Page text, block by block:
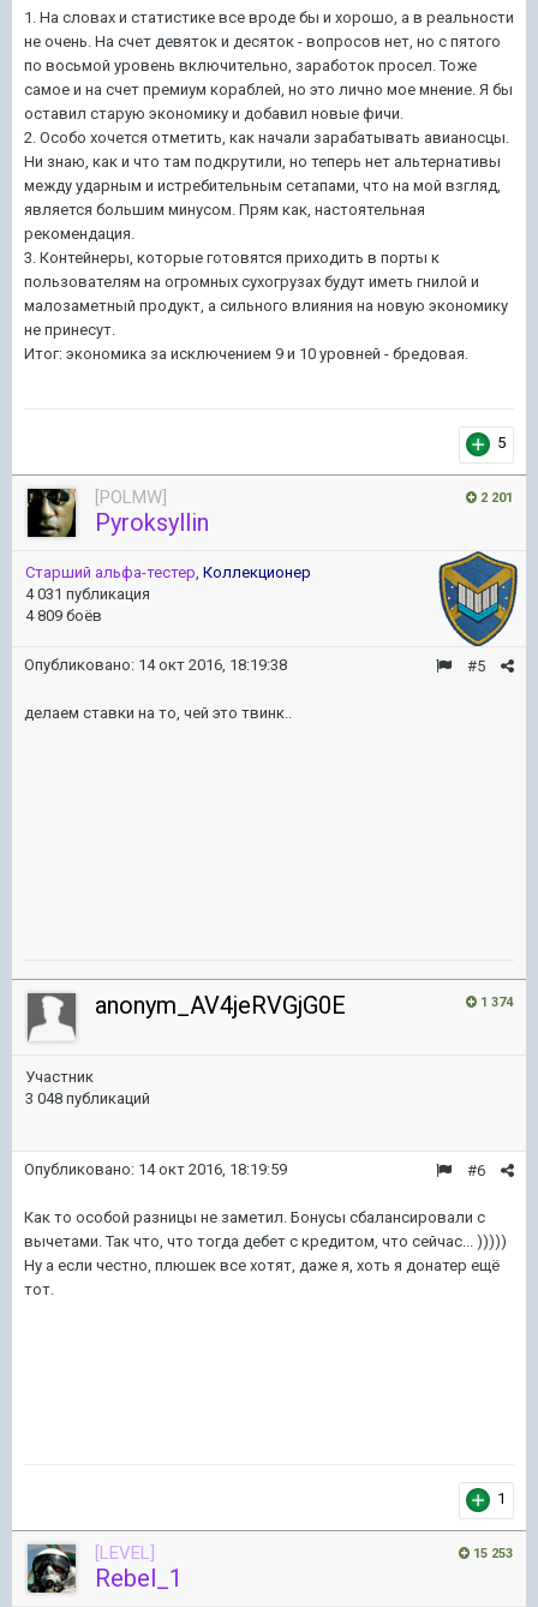
1. На словах и статистике все вроде бы и хорошо, а в реальности
не очень. На счет девяток и десяток - вопросов нет, но с пятого
по восьмой уровень включительно, заработок просел.Тоже
самое и на счет премиум кораблей, но это лично мое мнение. Я бы
оставил старую экономику и добавил новые фичи.
2. Особо хочется отметить, как начали зарабатывать авианосцы.
Ни знаю, как и что там подкрутили, но теперь нет альтернативы
между ударным и истребительным сетапами, что на мой взгляд,
является большим минусом. Прям как, настоятельная
рекомендация.
3. Контейнеры, которые готовятся приходить в порты к
пользователям на огромных сухогрузах будут иметь гнилой и
малозаметный продукт, а сильного влияния на новую экономику
не принесут.
Итог: экономика за исключением 9 и 10 уровней - бредовая.
5
2 201
[POLMW]
Pyroksyllin
Старший альфа-тестер, Коллекционер
4 031 публикация
4 809 боёв
#5
Опубликовано: 14 окт 2016, 18:19:38
делаем ставки на то, чей это твинк..
1 374
anonym_AV4jeRVGjG0E
Участник
3 048 публикаций
#6
Опубликовано: 14 окт 2016, 18:19:59
Как то особой разницы не заметил. Бонусы сбалансировали с
вычетами. Так что, что тогда дебет с кредитом, что сейчас... )))))
Ну а если честно, плюшек все хотят, даже я, хоть я донатер ещё
тот.
1
15 253
[LEVEL]
Rebel_1